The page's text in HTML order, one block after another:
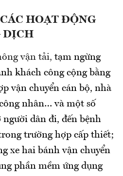
HOẠT ĐỘNG
DỊCH
vận tải, tạm ngừng
khách công cộng bằng
vận chuyển cán bộ, nhà
nhân… và một số
dân đi, đến bệnh
trường hợp cấp thiết;
xe hai bánh vận chuyển
phần mềm ứng dụng